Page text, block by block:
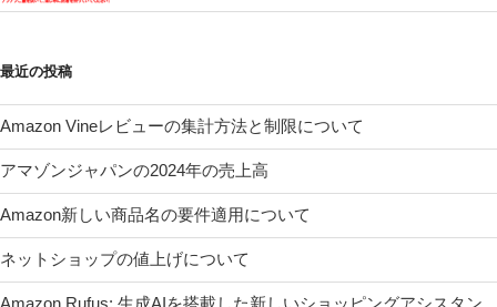
の
最近の投稿
Amazon Vineレビューの集計方法と制限について
アマゾンジャパンの2024年の売上高
Amazon新しい商品名の要件適用について
ネットショップの値上げについて